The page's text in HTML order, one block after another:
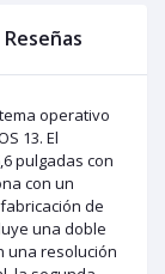
Reseñas
operativo
13. El
pulgadas con
con un
de
una doble
una resolución